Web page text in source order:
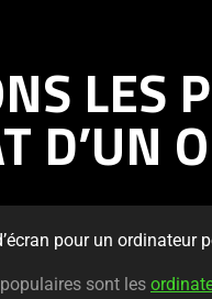
LES
D’UN
pour un ordinateur
sont les